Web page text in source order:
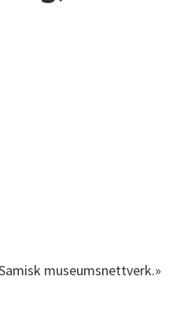
museumsnettverk.»